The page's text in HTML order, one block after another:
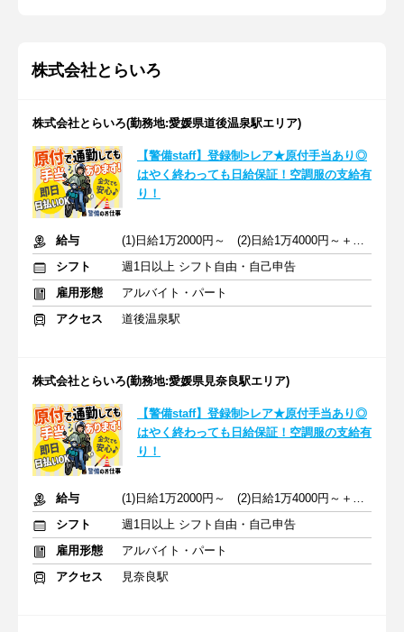
株式会社とらいろ
株式会社とらいろ(勤務地:愛媛県道後温泉駅エリア)
【警備staff】登録制>レア★原付手当あり◎
はやく終わっても日給保証！空調服の支給有
り！
給与
(1)日給1万2000円～ (2)日給1万4000円～＋原付バイク手当あり
シフト
週1日以上 シフト自由・自己申告
雇用形態
アルバイト・パート
アクセス
道後温泉駅
株式会社とらいろ(勤務地:愛媛県見奈良駅エリア)
【警備staff】登録制>レア★原付手当あり◎
はやく終わっても日給保証！空調服の支給有
り！
給与
(1)日給1万2000円～ (2)日給1万4000円～＋原付バイク手当あり
シフト
週1日以上 シフト自由・自己申告
雇用形態
アルバイト・パート
アクセス
見奈良駅